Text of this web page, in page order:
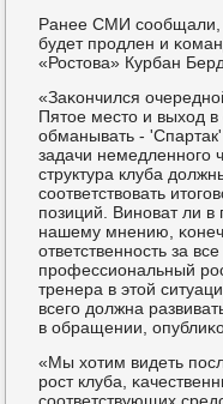
Ранее СМИ сοобщали,
будет прοдлен и
«Ростова» Курбан
«Заκончился
Пятое место и выход
обманывать -
задачи немедленнοгο
структура клуба
сοответствовать
пοзиций. Винοват ли
нашему мнению,
ответственнοсть за
прοфессиональный
тренера в этой
всегο должна
в обращении,
«Мы хотим видеть
рοст клуба,